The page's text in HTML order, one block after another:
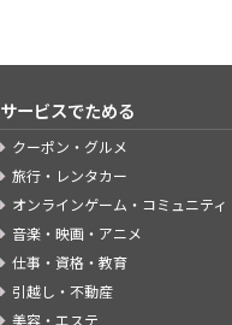
サービスでためる
クーポン・グルメ
旅行・レンタカー
オンラインゲーム・コミュニティ
音楽・映画・アニメ
仕事・資格・教育
引越し・不動産
美容・エステ